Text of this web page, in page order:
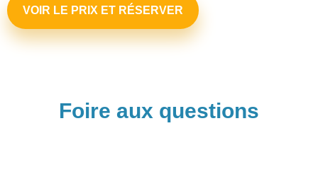
VOIR LE PRIX ET RÉSERVER
Foire aux questions